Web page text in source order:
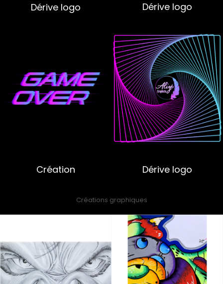
Dérive logo Dérive logo
Création Dérive logo
Créations graphiques